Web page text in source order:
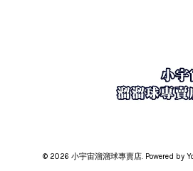
© 2026 小宇宙溜溜球專賣店. Powered by